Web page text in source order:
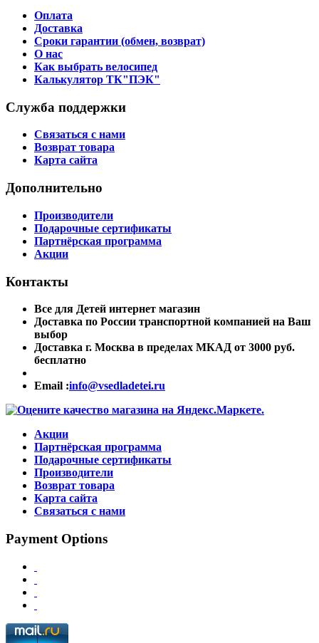
Оплата
Доставка
Сроки гарантии (обмен, возврат)
О нас
Как выбрать велосипед
Калькулятор ТК"ПЭК"
Служба поддержки
Связаться с нами
Возврат товара
Карта сайта
Дополнительно
Производители
Подарочные сертификаты
Партнёрская программа
Акции
Контакты
Все для Детей интернет магазин
Доставка по России транспортной компанией на Ваш
выбор
Доставка г. Москва в пределах МКАД от 3000 руб.
бесплатно
Email :info@vsedladetei.ru
Акции
Партнёрская программа
Подарочные сертификаты
Производители
Возврат товара
Карта сайта
Связаться с нами
Payment Options